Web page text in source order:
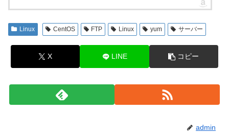
Linux CentOS FTP Linux yum サーバー
X LINE コピー
admin